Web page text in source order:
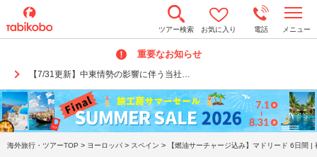
ツアー検索 お気に入り 電話 メニュー
重要なお知らせ
【7/31更新】中東情勢の影響に伴う当社…
o
n
a
v
i
g
a
t
海外旅行・ツアーTOP > ヨーロッパ > スペイン > 【燃油サーチャージ込み】マドリード 6日間